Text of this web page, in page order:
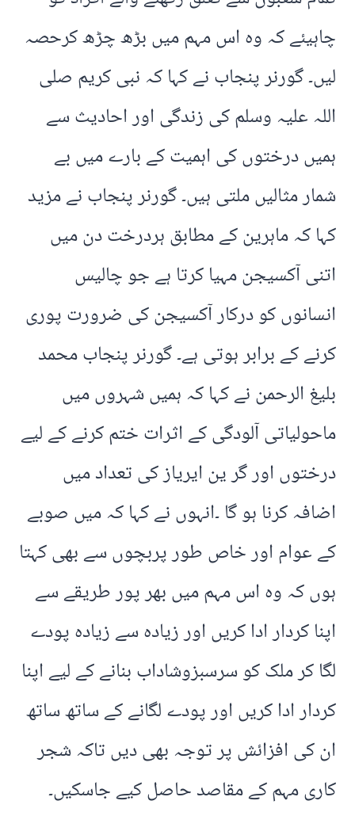
چاہیئے کہ وہ اس مہم میں بڑھ چڑھ کرحصہ
لیں۔ گورنر پنجاب نے کہا کہ نبی کریم صلی
اللہ علیہ وسلم کی زندگی اور احادیث سے
ہمیں درختوں کی اہمیت کے بارے میں بے
شمار مثالیں ملتی ہیں۔ گورنر پنجاب نے مزید
کہا کہ ماہرین کے مطابق ہردرخت دن میں
اتنی آکسیجن مہیا کرتا ہے جو چالیس
انسانوں کو درکار آکسیجن کی ضرورت پوری
کرنے کے برابر ہوتی ہے۔ گورنر پنجاب محمد
بلیغ الرحمن نے کہا کہ ہمیں شہروں میں
ماحولیاتی آلودگی کے اثرات ختم کرنے کے لیے
درختوں اور گر ین ایریاز کی تعداد میں
اضافہ کرنا ہو گا ۔انہوں نے کہا کہ میں صوبے
کے عوام اور خاص طور پربچوں سے بھی کہتا
ہوں کہ وہ اس مہم میں بھر پور طریقے سے
اپنا کردار ادا کریں اور زیادہ سے زیادہ پودے
لگا کر ملک کو سرسبزوشاداب بنانے کے لیے اپنا
کردار ادا کریں اور پودے لگانے کے ساتھ ساتھ
ان کی افزائش پر توجہ بھی دیں تاکہ شجر
کاری مہم کے مقاصد حاصل کیے جاسکیں۔